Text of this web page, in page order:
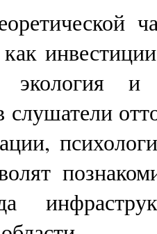
экология
слушатели